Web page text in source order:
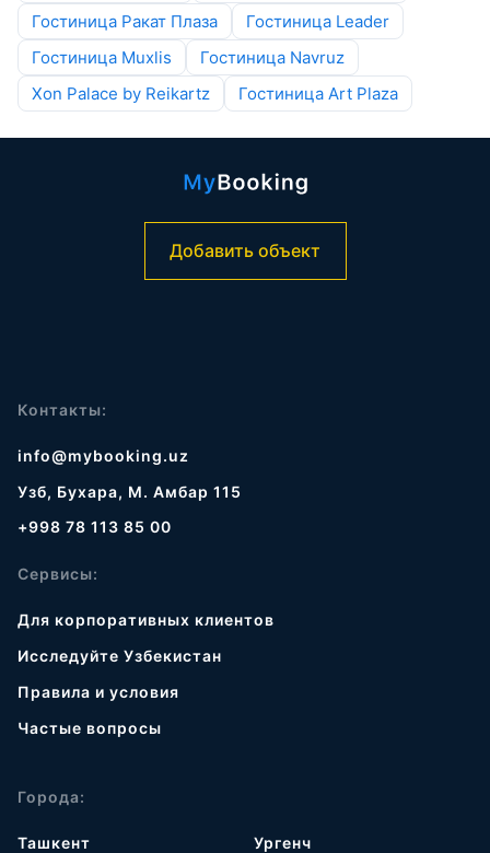
Гостиница Ракат Плаза
Гостиница Leader
Гостиница Muxlis
Гостиница Navruz
Xon Palace by Reikartz
Гостиница Art Plaza
Добавить объект
Контакты:
info@mybooking.uz
Узб, Бухара, М. Амбар 115
+998 78 113 85 00
Сервисы:
Для корпоративных клиентов
Исследуйте Узбекистан
Правила и условия
Частые вопросы
Города:
Ташкент
Ургенч